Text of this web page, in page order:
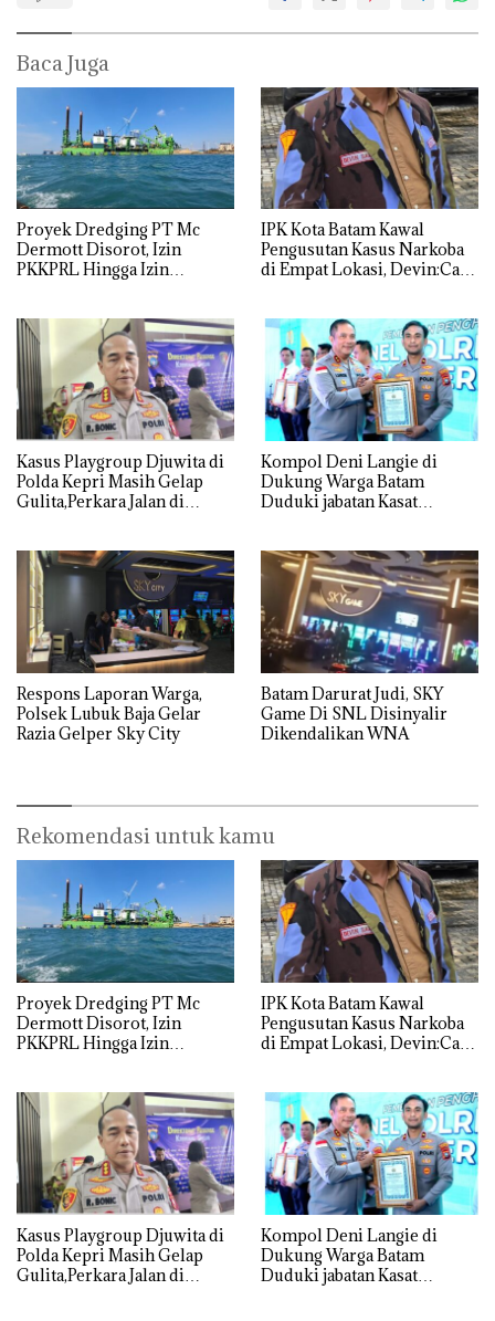
Baca Juga
Proyek Dredging PT Mc
Dermott Disorot, Izin
PKKPRL Hingga Izin
IPK Kota Batam Kawal
Pengusutan Kasus Narkoba
di Empat Lokasi, Devin:Cari
Kasus Playgroup Djuwita di
Polda Kepri Masih Gelap
Gulita,Perkara Jalan di
Kompol Deni Langie di
Dukung Warga Batam
Duduki jabatan Kasat
Respons Laporan Warga,
Polsek Lubuk Baja Gelar
Razia Gelper Sky City
Batam Darurat Judi, SKY
Game Di SNL Disinyalir
Dikendalikan WNA
Rekomendasi untuk kamu
Proyek Dredging PT Mc
Dermott Disorot, Izin
PKKPRL Hingga Izin
IPK Kota Batam Kawal
Pengusutan Kasus Narkoba
di Empat Lokasi, Devin:Cari
Kasus Playgroup Djuwita di
Polda Kepri Masih Gelap
Gulita,Perkara Jalan di
Kompol Deni Langie di
Dukung Warga Batam
Duduki jabatan Kasat